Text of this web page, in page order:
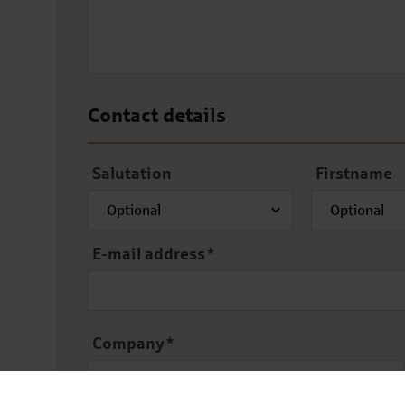
Contact details
Salutation Firstname
E-mail address *
Company*